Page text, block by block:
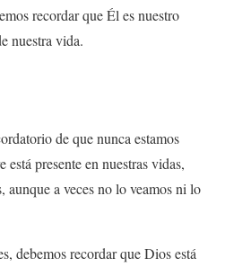
recordar que Él es nuestro
nuestra vida.
de que nunca estamos
presente en nuestras vidas,
aunque a veces no lo veamos ni lo
debemos recordar que Dios está